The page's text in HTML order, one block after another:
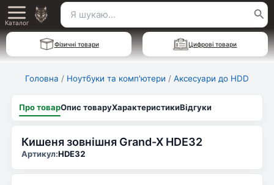
Перейти
до
вмісту
Main
Menu
Каталог
Пошук
для:
Фізичні товари Цифрові товари
Головна / Ноутбуки та комп'ютери / Аксесуари до HDD
Про товарОпис товаруХарактеристикиВідгуки
Кишеня зовнішня Grand-X HDE32
Артикул:HDE32